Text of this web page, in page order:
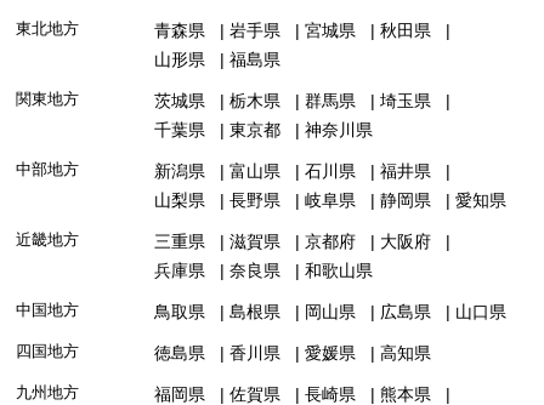
東北地方 青森県 岩手県 宮城県
秋田県
山形県
福島県
関東地方 茨城県 栃木県 群馬県
埼玉県
千葉県
東京都 神奈川県
中部地方 新潟県 富山県 石川県
福井県
山梨県
長野県 岐阜県 静岡県 愛知県
近畿地方 三重県 滋賀県 京都府
大阪府
兵庫県
奈良県 和歌山県
中国地方 鳥取県 島根県 岡山県 広島県 山口県
四国地方 徳島県 香川県 愛媛県 高知県
九州地方 福岡県 佐賀県 長崎県
熊本県